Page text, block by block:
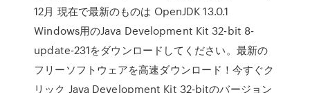
12月 現在で最新のものは OpenJDK 13.0.1
Windows用のJava Development Kit 32-bit 8-
update-231をダウンロードしてください。最新の
フリーソフトウェアを高速ダウンロード！今すぐク
リック Java Development Kit 32-bitのバージョン